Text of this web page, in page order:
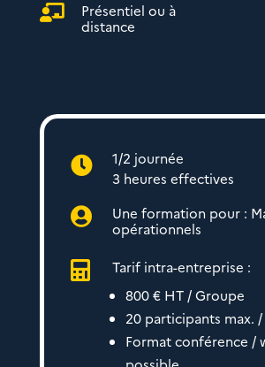

Présentiel ou à
distance

1/2 journée
3 heures effectives

Une formation pour :
opérationnels

Tarif intra-entreprise :
800 € HT / Groupe
20 participants max. /
Format conférence /